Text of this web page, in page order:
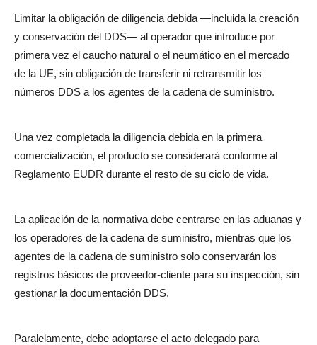
Limitar la obligación de diligencia debida —incluida la creación
y conservación del DDS— al operador que introduce por
primera vez el caucho natural o el neumático en el mercado
de la UE, sin obligación de transferir ni retransmitir los
números DDS a los agentes de la cadena de suministro.
Una vez completada la diligencia debida en la primera
comercialización, el producto se considerará conforme al
Reglamento EUDR durante el resto de su ciclo de vida.
La aplicación de la normativa debe centrarse en las aduanas y
los operadores de la cadena de suministro, mientras que los
agentes de la cadena de suministro solo conservarán los
registros básicos de proveedor-cliente para su inspección, sin
gestionar la documentación DDS.
Paralelamente, debe adoptarse el acto delegado para